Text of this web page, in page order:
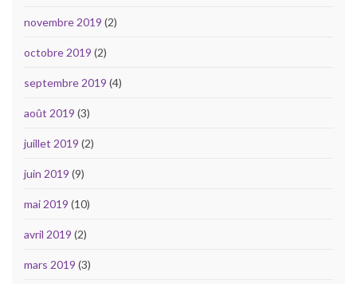
novembre 2019 (2)
octobre 2019 (2)
septembre 2019 (4)
août 2019 (3)
juillet 2019 (2)
juin 2019 (9)
mai 2019 (10)
avril 2019 (2)
mars 2019 (3)